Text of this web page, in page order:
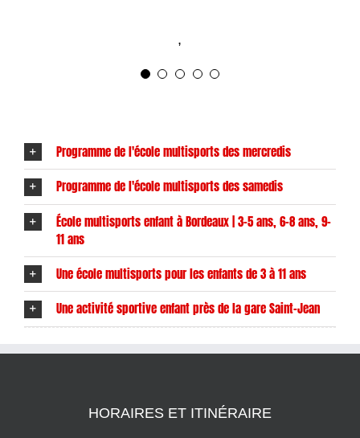
,
Pour la suite, je prépare plusieurs
J’ai hâte de pouvoir vous transmettre
cette passion du sport, ainsi que toutes
les bonnes choses qui en découlent.
fois le vocabulaire et la culture des
pratiquants.
Programme de l'école multisports des mercredis
Programme de l'école multisports des samedis
École multisports enfant à Bordeaux | 3-5 ans, 6-8 ans, 9-
11 ans
Une école multisports pour les enfants de 3 à 11 ans
Une activité sportive enfant près de la gare Saint-Jean
HORAIRES ET ITINÉRAIRE